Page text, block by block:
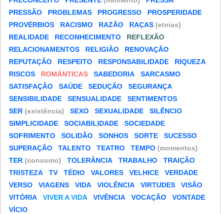
PRESSÃO
PROBLEMAS PROGRESSO
PROSPERIDADE
PROVÉRBIOS
RACISMO RAZÃO RAÇAS (etnias)
REALIDADE
RECONHECIMENTO
REFLEXÃO
RELACIONAMENTOS
RELIGIÃO
RENOVAÇÃO
REPUTAÇÃO
RESPEITO RESPONSABILIDADE
RIQUEZA
RISCOS
ROMÂNTICAS SABEDORIA
SARCASMO
SATISFAÇÃO
SAÚDE SEDUÇÃO
SEGURANÇA
SENSIBILIDADE
SENSUALIDADE
SENTIMENTOS
SER (existência) SEXO SEXUALIDADE
SILÊNCIO
SIMPLICIDADE
SOCIABILIDADE
SOCIEDADE
SOFRIMENTO
SOLIDÃO SONHOS SORTE
SUCESSO
SUPERAÇÃO
TALENTO TEATRO TEMPO (momentos)
TER (consumo) TOLERÂNCIA TRABALHO
TRAIÇÃO
TRISTEZA
TV TÉDIO VALORES VELHICE
VERDADE
VERSO
VIAGENS VIDA VIOLÊNCIA VIRTUDES
VISÃO
VITÓRIA
VIVER A VIDA VIVÊNCIA VOCAÇÃO
VONTADE
VÍCIO